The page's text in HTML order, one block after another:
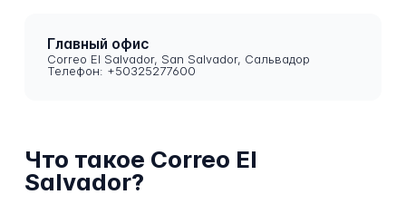
Главный офис
Correo El Salvador, San Salvador, Сальвадор
Телефон: +50325277600
Что такое Correo El
Salvador?